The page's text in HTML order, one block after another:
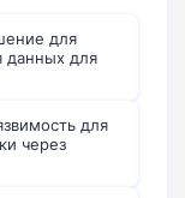
для
данных для
для
через